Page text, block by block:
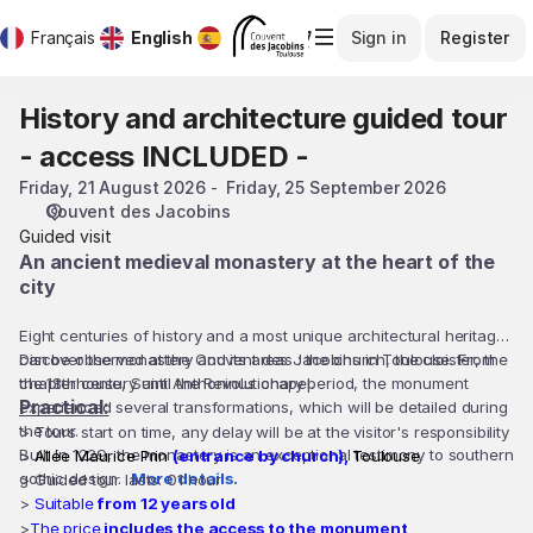
Français Current
English Español Dialog
Sign in Register
selection
Jacobins
21.08.2026
History
and
architecture
guided
tour
access
INCLUDED
History
architecture
guided
tour
-
access
INCLUDED
History and architecture guided tour
- access INCLUDED -
Friday, 21 August 2026
Friday, 25 September 2026
Couvent des Jacobins
Guided visit
An ancient medieval monastery at the heart of the
city
Eight centuries of history and a most unique architectural heritage
can be observed at the Couvent des Jacobins in Toulouse. From
the 13th century until the Revolutionary period, the monument
experienced several transformations, which will be detailed during
the tour.
Built in 1229, the monastery is an exceptional testimony to southern
gothic design.More details.
Discover the monastery and its areas : the church, the cloister, the
chapterhouse, Saint Anthoninus chapel.
Practical:
> Tours start on time, any delay will be at the visitor's responsibility
>Allée Maurice Prin(entrance by church), Toulouse
> Guided tour lasts: 01 hour
> Suitablefrom 12 years old
>The priceincludes the access to the monument